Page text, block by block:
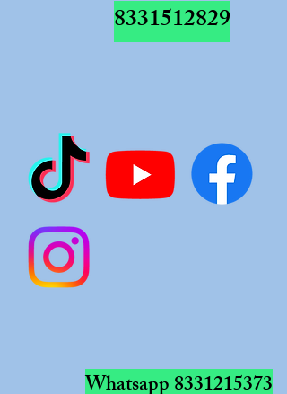
8331512829
Whatsapp8331215373